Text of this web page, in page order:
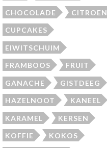
CHOCOLADE CITROEN
CUPCAKES
EIWITSCHUIM
FRAMBOOS FRUIT
GANACHE GISTDEEG
HAZELNOOT KANEEL
KARAMEL KERSEN
KOFFIE KOKOS